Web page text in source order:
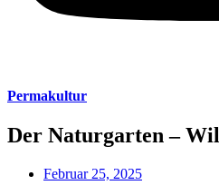
Permakultur
Der Naturgarten –
Februar 25, 2025